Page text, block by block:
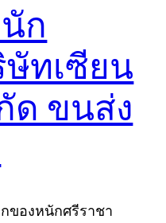
ก
ทเซียน
ขนส่ง
ของหนักศรีราชา